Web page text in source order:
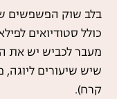
בלב שוק הפשפשים
כולל סטודיואים
מעבר לכביש יש את
שיש שיעורים
קרח).